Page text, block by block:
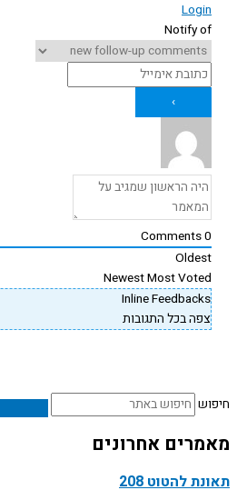
Notify
Newest Most
Inline
בכל התגובות
אחרונים
להטוט 208